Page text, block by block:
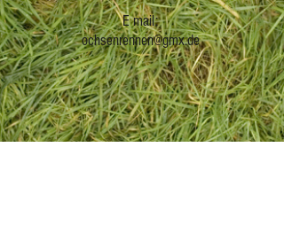
E mail:
ochsenrennen@gmx.de